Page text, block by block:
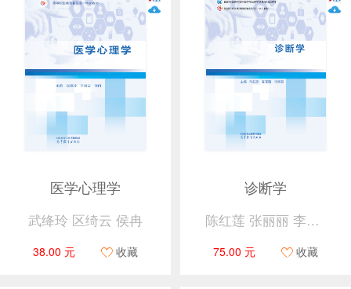
医学心理学
武绛玲 区绮云 侯冉
38.00 元 收藏
诊断学
陈红莲 张丽丽 李素君
75.00 元 收藏